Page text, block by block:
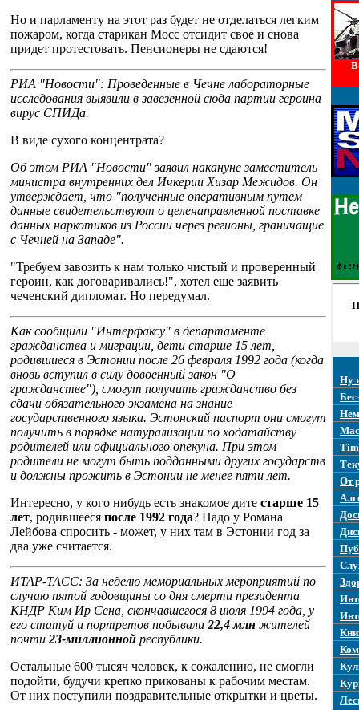
Но и парламенту на этот раз будет не отделаться легким
пожаром, когда старикан Мосс отсидит свое и снова
придет протестовать. Пенсионеры не сдаются!
РИА "Новости": Проведенные в Чечне лабораторные
исследования выявили в завезенной сюда партии героина
вирус СПИДа.
В виде сухого концентрата?
Об этом РИА "Новости" заявил накануне заместитель
министра внутренних дел Ичкерии Хизар Межидов. Он
утверждает, что "полученные оперативным путем
данные свидетельствуют о целенаправленной поставке
данных наркотиков из России через регионы, граничащие
с Чечней на Западе".
"Требуем завозить к нам только чистый и проверенный
героин, как договаривались!", хотел еще заявить
чеченский дипломат. Но передумал.
Как сообщили "Интерфаксу" в департаменте
гражданства и миграции, дети старше 15 лет,
родившиеся в Эстонии после 26 февраля 1992 года (когда
вновь вступил в силу довоенный закон "О
гражданстве"), смогут получить гражданство без
сдачи обязательного экзамена на знание
государственного языка. Эстонский паспорт они смогут
получить в порядке натурализации по ходатайству
родителей или официального опекуна. При этом
родители не могут быть подданными других государств
и должны прожить в Эстонии не менее пяти лет.
Интересно, у кого нибудь есть знакомое дите старше 15
лет, родившееся после 1992 года? Надо у Романа
Лейбова спросить - может, у них там в Эстонии год за
два уже считается.
ИТАР-ТАСС: За неделю мемориальных мероприятий по
случаю пятой годовщины со дня смерти президента
КНДР Ким Ир Сена, скончавшегося 8 июля 1994 года, у
его статуй и портретов побывали 22,4 млн жителей
почти 23-миллионной республики.
Остальные 600 тысяч человек, к сожалению, не смогли
подойти, будучи крепко прикованы к рабочим местам.
От них поступили поздравительные открытки и цветы.
Ну
От